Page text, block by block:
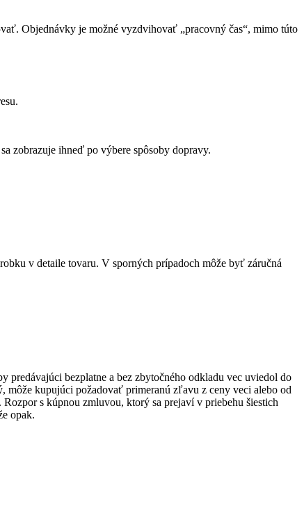
Objednávky je možné vyzdvihovať „pracovný čas“, mimo túto
zobrazuje ihneď po výbere spôsoby dopravy.
v detaile tovaru. V sporných prípadoch môže byť záručná
bezplatne a bez zbytočného odkladu vec uviedol do
môže kupujúci požadovať primeranú zľavu z ceny veci alebo od
s kúpnou zmluvou, ktorý sa prejaví v priebehu šiestich
opak.